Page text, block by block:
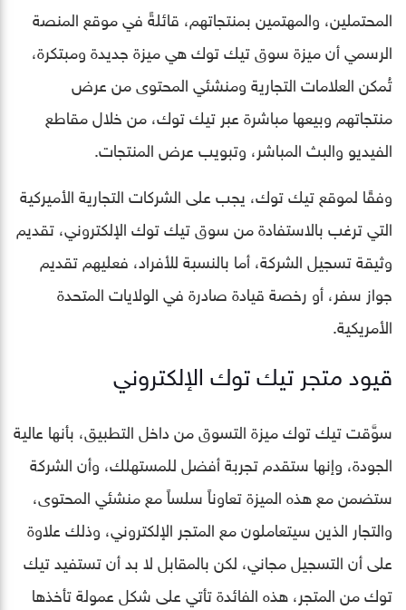
المحتملين، والمهتمين بمنتجاتهم، قائلةً في موقع المنصة
الرسمي أن ميزة سوق تيك توك هي ميزة جديدة ومبتكرة،
تُمكن العلامات التجارية ومنشئي المحتوى من عرض
منتجاتهم وبيعها مباشرة عبر تيك توك، من خلال مقاطع
الفيديو والبث المباشر، وتبويب عرض المنتجات.
وفقًا لموقع تيك توك، يجب على الشركات التجارية الأميركية
التي ترغب بالاستفادة من سوق تيك توك الإلكتروني، تقديم
وثيقة تسجيل الشركة، أما بالنسبة للأفراد، فعليهم تقديم
جواز سفر، أو رخصة قيادة صادرة في الولايات المتحدة
الأمريكية.
قيود متجر تيك توك الإلكتروني
سوَّقت تيك توك ميزة التسوق من داخل التطبيق، بأنها عالية
الجودة، وإنها ستقدم تجربة أفضل للمستهلك، وأن الشركة
ستضمن مع هذه الميزة تعاوناً سلساً مع منشئي المحتوى،
والتجار الذين سيتعاملون مع المتجر الإلكتروني، وذلك علاوة
على أن التسجيل مجاني، لكن بالمقابل لا بد أن تستفيد تيك
توك من المتجر، هذه الفائدة تأتي على شكل عمولة تأخذها